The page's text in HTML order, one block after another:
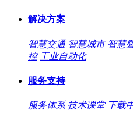
解决方案
智慧交通 智慧城市 智慧
控 工业自动化
服务支持
服务体系 技术课堂 下载